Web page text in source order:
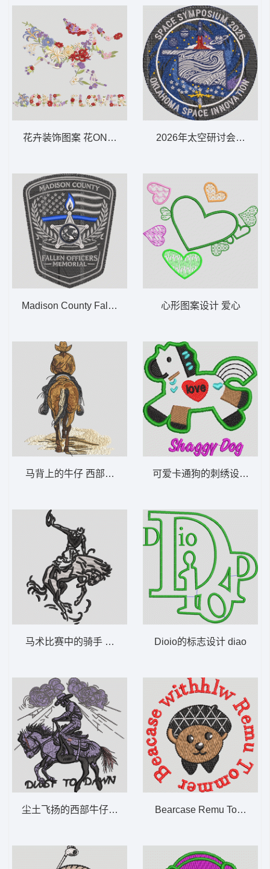
花卉装饰图案 花ONEFLLO
Madison County Fallen Officers Memorial
马背上的牛仔 西部牛仔 骑马
马术比赛中的骑手 西部牛仔 马 骑马 polo
尘土飞扬的西部牛仔 骑马 Dust TO 西部牛仔
2026年太空研讨会徽章
心形图案设计 爱心
可爱卡通狗的刺绣设计 小马
Dioio的标志设计 diao
Bearcase Remu Tommer